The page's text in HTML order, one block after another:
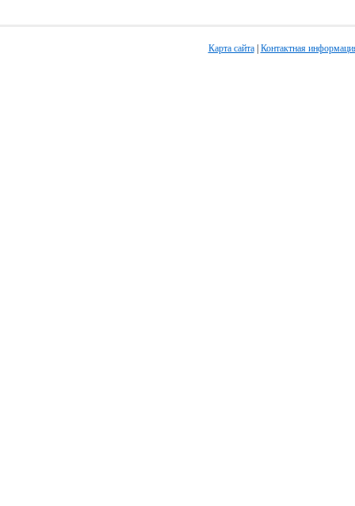
Карта сайта| Контактная